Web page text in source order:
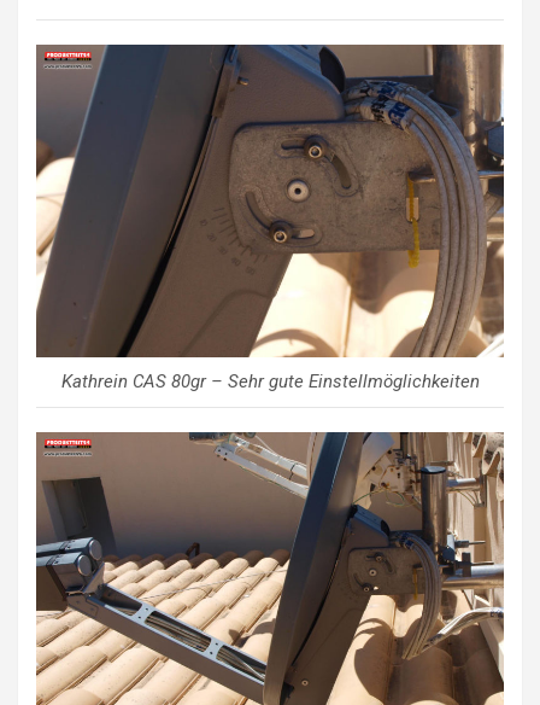
Kathrein CAS 80gr – Sehr gute Einstellmöglichkeiten